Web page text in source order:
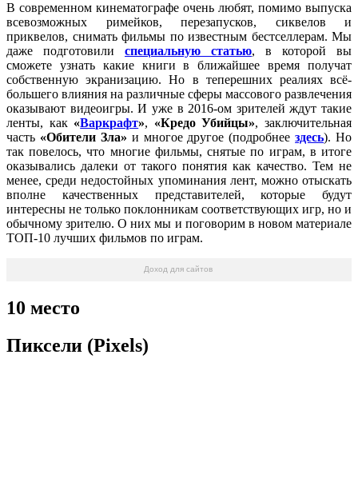
В современном кинематографе очень любят, помимо выпуска
всевозможных римейков, перезапусков, сиквелов и
приквелов, снимать фильмы по известным бестселлерам. Мы
даже подготовили специальную статью, в которой вы
сможете узнать какие книги в ближайшее время получат
собственную экранизацию. Но в теперешних реалиях всё-
большего влияния на различные сферы массового развлечения
оказывают видеоигры. И уже в 2016-ом зрителей ждут такие
ленты, как «Варкрафт», «Кредо Убийцы», заключительная
часть «Обители Зла» и многое другое (подробнеездесь). Но
так повелось, что многие фильмы, снятые по играм, в итоге
оказывались далеки от такого понятия как качество. Тем не
менее, среди недостойных упоминания лент, можно отыскать
вполне качественных представителей, которые будут
интересны не только поклонникам соответствующих игр, но и
обычному зрителю. О них мы и поговорим в новом материале
ТОП-10 лучших фильмов по играм.
Доход для сайтов
10 место
Пиксели (Pixels)